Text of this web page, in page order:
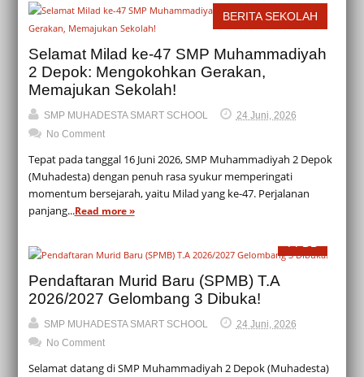
BERITA SEKOLAH
Selamat Milad ke-47 SMP Muhammadiyah
2 Depok: Mengokohkan Gerakan,
Memajukan Sekolah!
SMP MUHADESTA SMART SCHOOL
24 Juni, 2026
No Comment
Tepat pada tanggal 16 Juni 2026, SMP Muhammadiyah 2 Depok
(Muhadesta) dengan penuh rasa syukur memperingati
momentum bersejarah, yaitu Milad yang ke-47. Perjalanan
panjang...Read more »
PPDB
Pendaftaran Murid Baru (SPMB) T.A
2026/2027 Gelombang 3 Dibuka!
SMP MUHADESTA SMART SCHOOL
24 Juni, 2026
No Comment
Selamat datang di SMP Muhammadiyah 2 Depok (Muhadesta)